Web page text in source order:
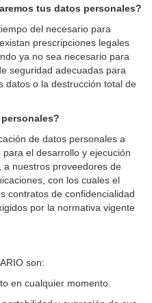
tus datos personales?
del necesario para
prescripciones legales
ya no sea necesario para
seguridad adecuadas para
datos o la destrucción total de
de datos personales a
el desarrollo y ejecución
a nuestros proveedores de
con los cuales el
contratos de confidencialidad
por la normativa vigente
son:
en cualquier momento.